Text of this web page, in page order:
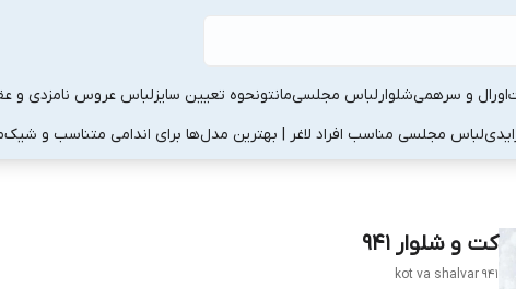
اورال و سرهمیشلوارلباس مجلسیمانتونحوه تعیین سایزلباس عروس نامزدی و
لباس مجلسی مناسب افراد لاغر | بهترین مدل‌ها برای اندامی متناسب و شیک
کت و شلوار ۹۴۱
kot va shalvar 941